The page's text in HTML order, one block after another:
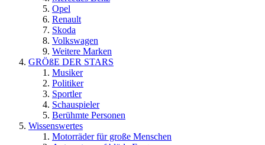
Opel
Renault
Skoda
Volkswagen
Weitere Marken
GRÖßE DER STARS
Musiker
Politiker
Sportler
Schauspieler
Berühmte Personen
Wissenswertes
Motorräder für große Menschen